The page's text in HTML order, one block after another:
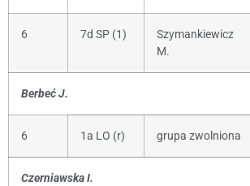
6 7d SP (1)
Szymankiewicz
M.
Berbeć J.
6 1a LO (r) grupa zwolniona
Czerniawska I.